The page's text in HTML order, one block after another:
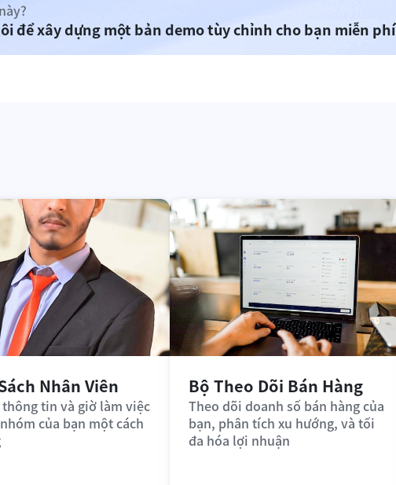
để xây dựng một bản demo tùy chỉnh cho bạn miễn phí
Nhân Viên
thông tin và giờ làm việc
của bạn một cách
Bộ Theo Dõi Bán Hàng
Theo dõi doanh số bán hàng của
bạn, phân tích xu hướng, và tối
đa hóa lợi nhuận